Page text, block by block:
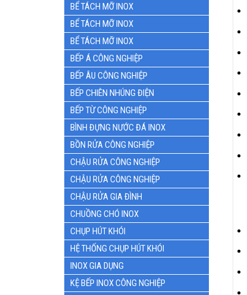
BỂ TÁCH MỠ INOX
BỂ TÁCH MỠ INOX
BỂ TÁCH MỠ INOX
BẾP Á CÔNG NGHIỆP
BẾP ÂU CÔNG NGHIỆP
BẾP CHIÊN NHÚNG ĐIỆN
BẾP TỪ CÔNG NGHIỆP
BÌNH ĐỰNG NƯỚC ĐÁ INOX
BỒN RỬA CÔNG NGHIỆP
CHẬU RỬA CÔNG NGHIỆP
CHẬU RỬA CÔNG NGHIỆP
CHẬU RỬA GIA ĐÌNH
CHUỒNG CHÓ INOX
CHỤP HÚT KHÓI
HỆ THỐNG CHỤP HÚT KHÓI
INOX GIA DỤNG
KỆ BẾP INOX CÔNG NGHIỆP